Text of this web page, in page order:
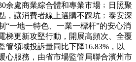
余處商業綜合體和專業市場﹔日照聚
，讓消費者線上選購不踩坑﹔泰安深
“一地一特色、一業一標杆”的安心消
梯更新攻堅行動，開展高頻次、全覆
管領域投訴量同比下降16.83%，以
心服務，由省市場監管局聯合濱州市